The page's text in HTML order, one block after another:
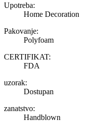
Upotreba:
Home Decoration
Pakovanje:
Polyfoam
CERTIFIKAT:
FDA
uzorak:
Dostupan
zanatstvo:
Handblown